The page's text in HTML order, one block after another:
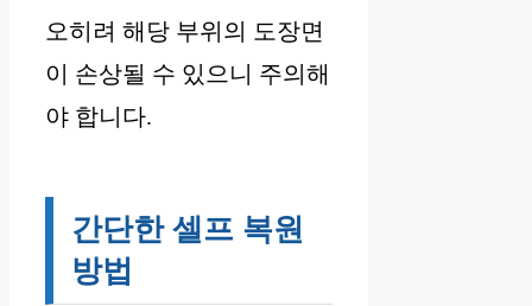
오히려 해당 부위의 도장면
이 손상될 수 있으니 주의해
야 합니다.
간단한 셀프 복원
방법